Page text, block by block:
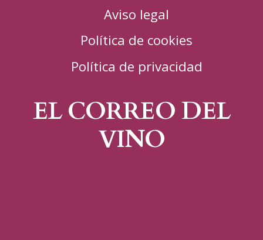
Aviso legal
Política de cookies
Política de privacidad
EL CORREO DEL
VINO